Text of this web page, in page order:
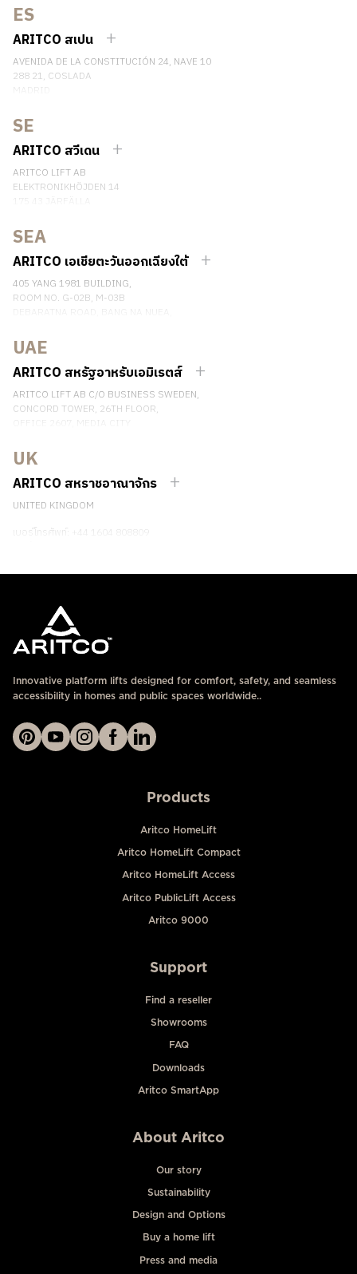
เบอร์โทรศัพท์: +49 7123 9597272
ติดต่อเรา
ES
ARITCO สเปน
AVENIDA DE LA CONSTITUCIÓN 24, NAVE 10
288 21, COSLADA
เบอร์โทรศัพท์: (+34) 918 622 552
ติดต่อเรา
SE
ARITCO สวีเดน
ARITCO LIFT AB
ELEKTRONIKHÖJDEN 14
เบอร์โทรศัพท์: +46 8 120 401 00
ติดต่อเรา
SEA
ARITCO เอเชียตะวันออกเฉียงใต้
405 YANG 1981 BUILDING,
ROOM NO. G-02B, M-03B
เบอร์โทรศัพท์: +66 863174017
ติดต่อเรา
UAE
ARITCO สหรัฐอาหรับเอมิเรตส์
ARITCO LIFT AB C/O BUSINESS SWEDEN,
CONCORD TOWER, 26TH FLOOR,
ติดต่อเรา
UK
ARITCO สหราชอาณาจักร
UNITED KINGDOM
เบอร์โทรศัพท์: +44 1604 808809
Innovative platform lifts designed for comfort, safety, and seamless
accessibility in homes and public spaces worldwide..
Products
Aritco HomeLift
Aritco HomeLift Compact
Aritco HomeLift Access
Aritco PublicLift Access
Aritco 9000
Support
Find a reseller
Showrooms
FAQ
Downloads
Aritco SmartApp
About Aritco
Our story
Sustainability
Design and Options
Buy a home lift
Press and media